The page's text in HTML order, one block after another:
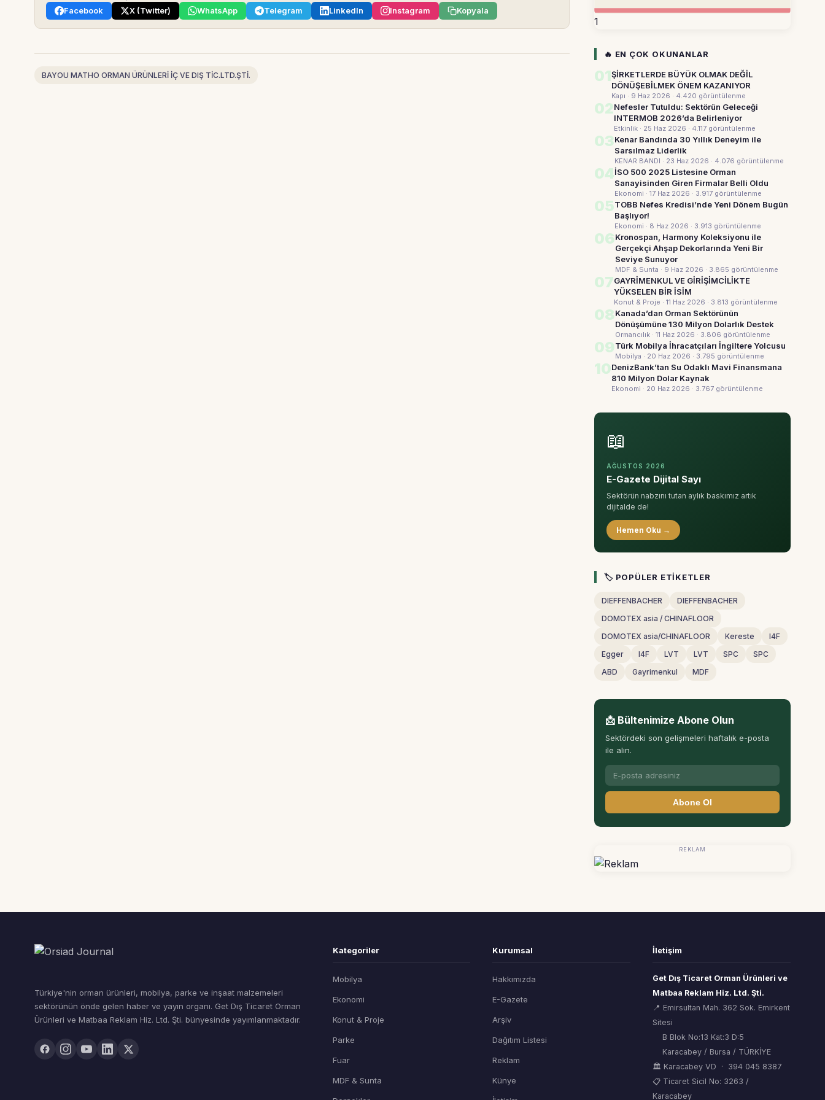
Facebook X (Twitter) WhatsApp Telegram LinkedIn Instagram Kopyala
BAYOU MATHO ORMAN ÜRÜNLERİ İÇ VE DIŞ TİC.LTD.ŞTİ.
1
🔥 EN ÇOK OKUNANLAR
01ŞİRKETLERDE BÜYÜK OLMAK DEĞİL
DÖNÜŞEBİLMEK ÖNEM KAZANIYOR
Kapı · 9 Haz 2026 · 4.420 görüntülenme
02Nefesler Tutuldu: Sektörün Geleceği
INTERMOB 2026’da Belirleniyor
Etkinlik · 25 Haz 2026 · 4.117 görüntülenme
03Kenar Bandında 30 Yıllık Deneyim ile
Sarsılmaz Liderlik
KENAR BANDI · 23 Haz 2026 · 4.076 görüntülenme
04İSO 500 2025 Listesine Orman
Sanayisinden Giren Firmalar Belli Oldu
Ekonomi · 17 Haz 2026 · 3.917 görüntülenme
05TOBB Nefes Kredisi’nde Yeni Dönem Bugün
Başlıyor!
Ekonomi · 8 Haz 2026 · 3.913 görüntülenme
06Kronospan, Harmony Koleksiyonu ile
Gerçekçi Ahşap Dekorlarında Yeni Bir
Seviye Sunuyor
MDF & Sunta · 9 Haz 2026 · 3.865 görüntülenme
07GAYRİMENKUL VE GİRİŞİMCİLİKTE
YÜKSELEN BİR İSİM
Konut & Proje · 11 Haz 2026 · 3.813 görüntülenme
08Kanada’dan Orman Sektörünün
Dönüşümüne 130 Milyon Dolarlık Destek
Ormancılık · 11 Haz 2026 · 3.806 görüntülenme
09Türk Mobilya İhracatçıları İngiltere Yolcusu
Mobilya · 20 Haz 2026 · 3.795 görüntülenme
10DenizBank’tan Su Odaklı Mavi Finansmana
810 Milyon Dolar Kaynak
Ekonomi · 20 Haz 2026 · 3.767 görüntülenme
📖
AĞUSTOS 2026
E-Gazete Dijital Sayı
Sektörün nabzını tutan aylık baskımız artık
dijitalde de!
Hemen Oku →
🏷 POPÜLER ETIKETLER
DIEFFENBACHER
DIEFFENBACHER
DOMOTEX asia / CHINAFLOOR
DOMOTEX asia/CHINAFLOOR
Kereste
I4F
Egger
I4F LVT LVT SPC
SPC
ABD
Gayrimenkul MDF
📩 Bültenimize Abone Olun
Sektördeki son gelişmeleri haftalık e-posta
ile alın.
Abone Ol
REKLAM
Türkiye'nin orman ürünleri, mobilya, parke ve inşaat malzemeleri
sektörünün önde gelen haber ve yayın organı. Get Dış Ticaret Orman
Ürünleri ve Matbaa Reklam Hiz. Ltd. Şti. bünyesinde yayımlanmaktadır.
Kategoriler
Mobilya
Ekonomi
Konut & Proje
Parke
Fuar
MDF & Sunta
Kurumsal
Hakkımızda
E-Gazete
Arşiv
Dağıtım Listesi
Reklam
Künye
İletişim
Get Dış Ticaret Orman Ürünleri ve
Matbaa Reklam Hiz. Ltd. Şti.
📍 Emirsultan Mah. 362 Sok. Emirkent
Sitesi
B Blok No:13 Kat:3 D:5
Karacabey / Bursa / TÜRKİYE
🏛 Karacabey VD · 394 045 8387
📋 Ticaret Sicil No: 3263 /
Karacabey
ORSİAD AI